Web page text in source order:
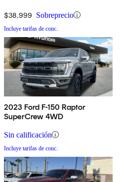
$38,999 Sobreprecio
Incluye tarifas de conc.
2023 Ford F-150 Raptor
SuperCrew 4WD
Sin calificación
Incluye tarifas de conc.